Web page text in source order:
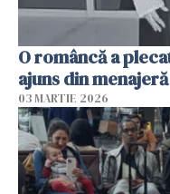
O româncă a
ajuns din
03 MARTIE 2026